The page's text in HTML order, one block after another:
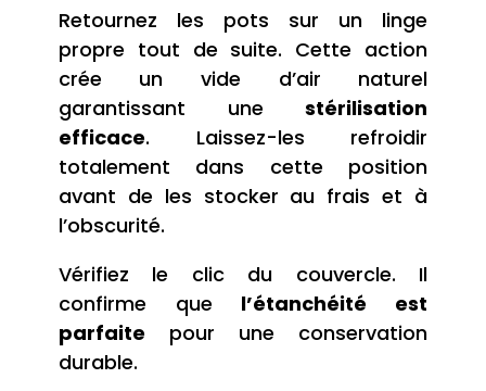
Retournez les pots sur un linge
propre tout de suite. Cette action
crée un vide d’air naturel
garantissant unestérilisation
efficace. Laissez-les refroidir
totalement dans cette position
avant de les stocker au frais et à
l’obscurité.
Vérifiez le clic du couvercle. Il
confirme que l’étanchéité est
parfaite pour une conservation
durable.